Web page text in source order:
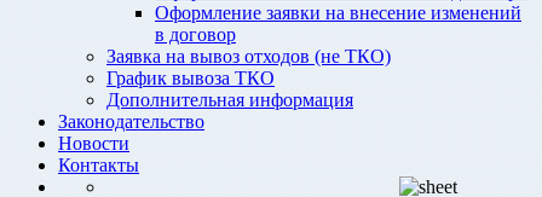
Оформление заявки на внесение изменений
в договор
Заявка на вывоз отходов (не ТКО)
График вывоза ТКО
Дополнительная информация
Законодательство
Новости
Контакты